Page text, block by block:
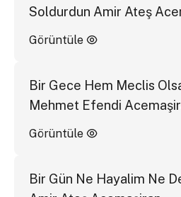
Soldurdun Amir Ateş
Görüntüle
Bir Gece Hem Meclis
Mehmet Efendi
Görüntüle
Bir Gün Ne Hayalim Ne